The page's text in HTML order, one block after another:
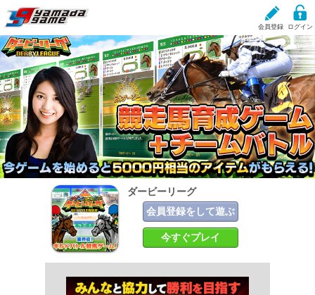
ダービーリーグ
会員登録 ログイン
ダービーリーグ
会員登録をして遊ぶ
今すぐプレイ
現在、掲載しているお知らせはありません。